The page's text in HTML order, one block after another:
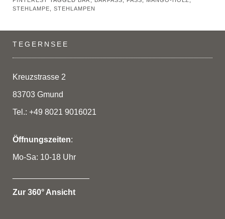
STEHLAMPE
STEHLAMPEN
TEGERNSEE
Kreuzstrasse 2
83703 Gmund
Tel.: +49 8021 9016021
Öffnungszeiten:
Mo-Sa: 10-18 Uhr
Zur 360° Ansicht